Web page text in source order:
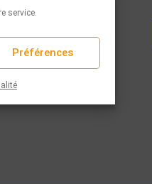
service.
Préférences